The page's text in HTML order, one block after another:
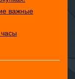
важные